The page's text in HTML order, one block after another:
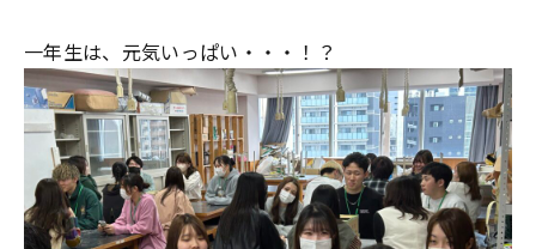
一年生は、元気いっぱい・・・！？